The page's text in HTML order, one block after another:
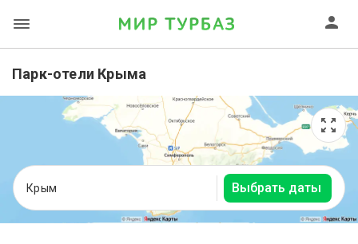
Парк-отели Крыма
Крым Выбрать даты